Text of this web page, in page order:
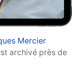
Mercier
archivé près de